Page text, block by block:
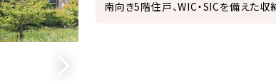
南向き5階住戸、WIC・SICを備えた